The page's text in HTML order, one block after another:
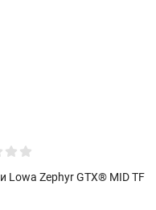
Lowa Zephyr GTX® MID TF